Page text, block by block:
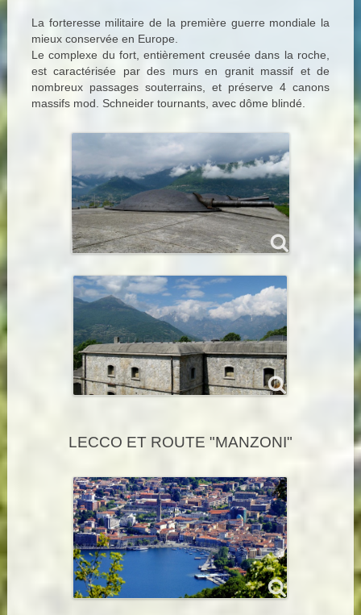
La forteresse militaire de la première guerre mondiale la
mieux conservée en Europe.
Le complexe du fort, entièrement creusée dans la roche,
est caractérisée par des murs en granit massif et de
nombreux passages souterrains, et préserve 4 canons
massifs mod. Schneider tournants, avec dôme blindé.
LECCO ET ROUTE "MANZONI"